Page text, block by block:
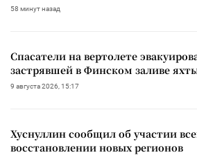
58 минут назад
Спасатели на вертолете
застрявшей в Финском заливе
9 августа 2026, 15:17
Хуснуллин сообщил об участии
восстановлении новых регионов